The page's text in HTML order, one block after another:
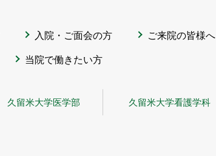
入院・ご面会の方 ご来院の皆様へ
当院で働きたい方
久留米大学医学部 久留米大学看護学科